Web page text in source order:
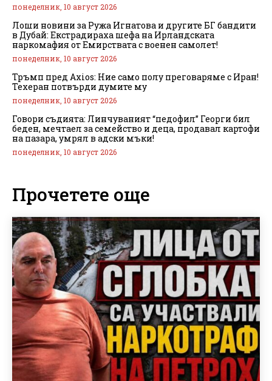
понеделник, 10 август 2026
Лоши новини за Ружа Игнатова и другите БГ бандити
в Дубай: Екстрадираха шефа на Ирландската
наркомафия от Емирствата с военен самолет!
понеделник, 10 август 2026
Тръмп пред Axios: Ние само полу преговаряме с Иран!
Техеран потвърди думите му
понеделник, 10 август 2026
Говори съдията: Линчуваният “педофил” Георги бил
беден, мечтаел за семейство и деца, продавал картофи
на пазара, умрял в адски мъки!
понеделник, 10 август 2026
Прочетете още